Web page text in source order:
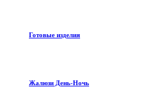
Готовые изделия
Жалюзи День-Ночь